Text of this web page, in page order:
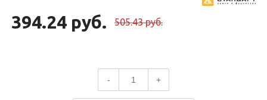
394.24 руб. 505.43 руб.
- +